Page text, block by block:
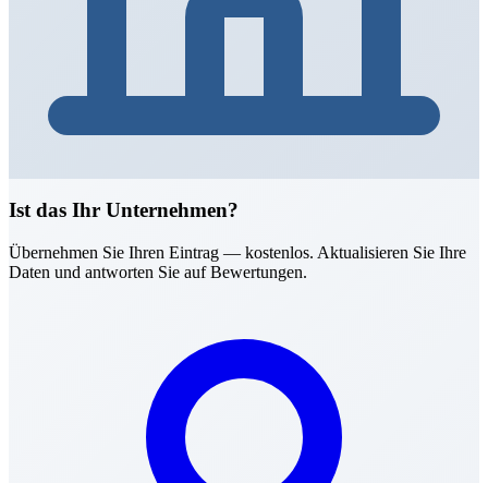
Ist das Ihr Unternehmen?
Übernehmen Sie Ihren Eintrag — kostenlos. Aktualisieren Sie Ihre
Daten und antworten Sie auf Bewertungen.